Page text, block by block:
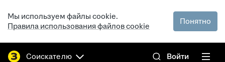
Мы используем файлы cookie.
Правила использования файлов cookie
Понятно
Соискателю Войти